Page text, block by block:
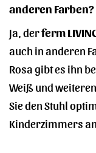
anderen Farben?
Ja, derferm
auch in anderen
Rosa gibt es ihn
Weiß und
Sie den Stuhl
Kinderzimmers